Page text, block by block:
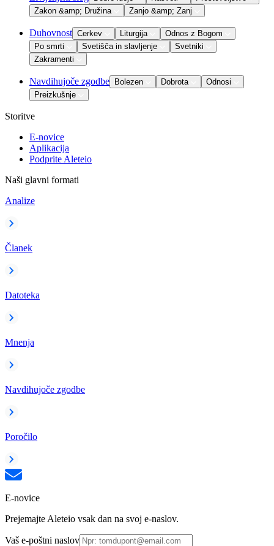
Zakon &amp; Družina
Zanjo &amp; Zanj
Duhovnost Cerkev Liturgija
Odnos z Bogom
Po smrti
Svetišča in slavljenje
Svetniki
Zakramenti
Navdihujoče zgodbe Bolezen Dobrota
Odnosi
Preizkušnje
Storitve
E-novice
Aplikacija
Podprite Aleteio
Naši glavni formati
Analize
Članek
Datoteka
Mnenja
Navdihujoče zgodbe
Poročilo
E-novice
Prejemajte Aleteio vsak dan na svoj e-naslov.
Vaš e-poštni naslov